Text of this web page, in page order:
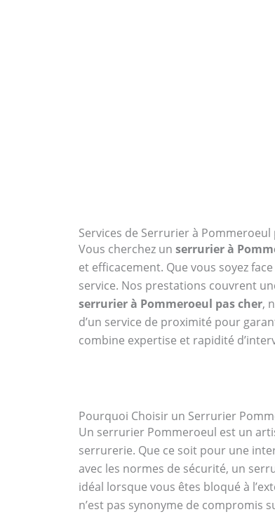
Services de Serrurier à
Vous cherchez un serrurier à
et efficacement. Que vous soyez
service. Nos prestations couvrent
serrurier à Pommeroeul pas cher,
d’un service de proximité pour
combine expertise et rapidité
Pourquoi Choisir un Serrurier
Un serrurier Pommeroeul est un
serrurerie. Que ce soit pour une
avec les normes de sécurité, un
idéal lorsque vous êtes bloqué à
n’est pas synonyme de compromis